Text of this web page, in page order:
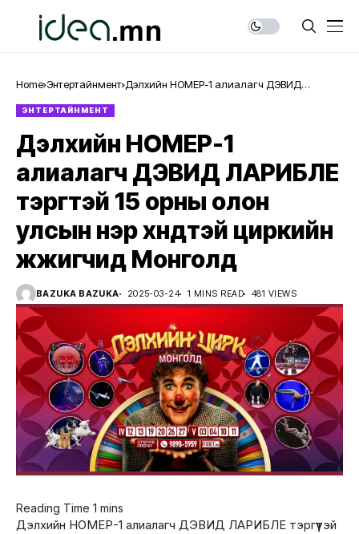
Home Энтертайнмент Дэлхийн НОМЕР-1 алиалагч ДЭВИД
ЭНТЕРТАЙНМЕНТ
Дэлхийн НОМЕР-1
алиалагч ДЭВИД ЛАРИБЛЕ
тэргүүтэй 15 орны олон
улсын нэр хүндтэй циркийн
жүжигчид Монголд
BAZUKA BAZUKA 2025-03-24 1 MINS READ 481 VIEWS
Дэлхийн НОМЕР-1 алиалагч ДЭВИД ЛАРИБЛЕ тэргүүтэй